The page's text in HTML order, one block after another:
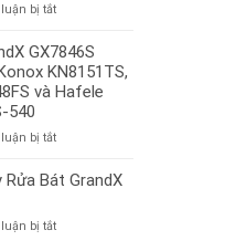
bị tắtở
Trường
Bếp
Từ
2026:
Nghệ
Hướng
GX7846S
KN8151TS,
và Hafele
540
bị tắtở
sánh
Smooth
Rửa Bát GrandX
bị tắtở